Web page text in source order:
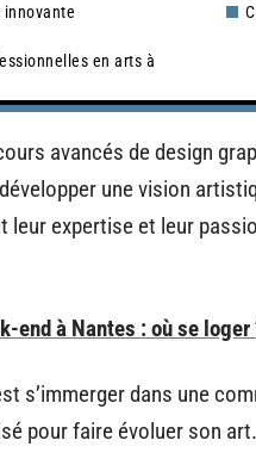
innovante
en arts à
avancés de design
une vision
expertise et leur
end à Nantes : où se loger
s’immerger dans une
pour faire évoluer son art.